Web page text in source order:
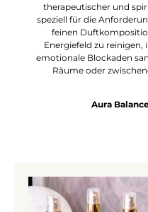
therapeutischer und
speziell für die
feinen
Energiefeld zu reinigen,
emotionale Blockaden
Räume oder
Aura